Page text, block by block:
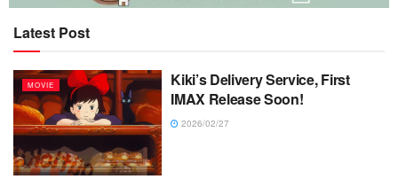
Latest Post
MOVIE
Kiki’s Delivery Service, First
IMAX Release Soon!
2026/02/27